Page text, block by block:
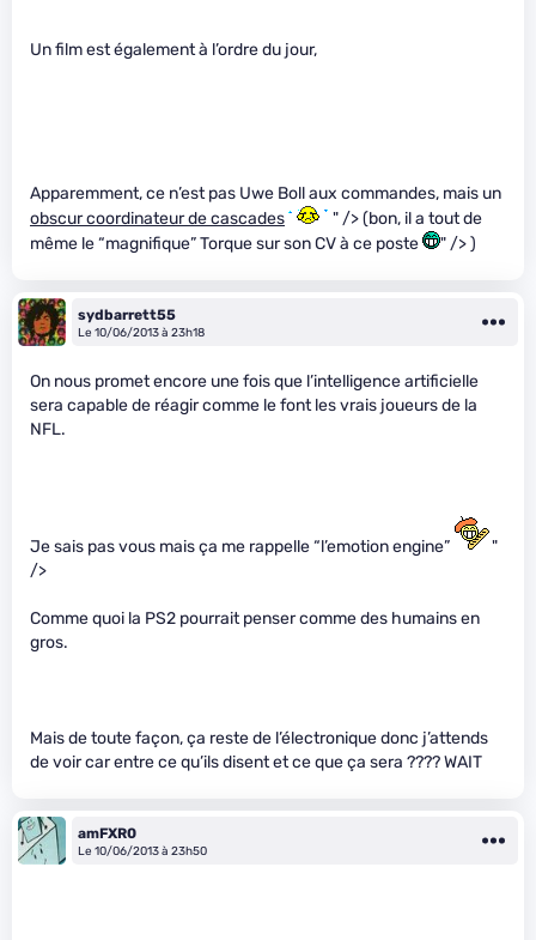
Un film est également à l’ordre du jour,
Apparemment, ce n’est pas Uwe Boll aux commandes, mais un
obscur coordinateur de cascades
" /> (bon, il a tout de
même le “magnifique” Torque sur son CV à ce poste
" /> )
sydbarrett55
Le 10/06/2013 à 23h18
On nous promet encore une fois que l’intelligence artificielle
sera capable de réagir comme le font les vrais joueurs de la
NFL.
Je sais pas vous mais ça me rappelle “l’emotion engine”
"
/>
Comme quoi la PS2 pourrait penser comme des humains en
gros.
Mais de toute façon, ça reste de l’électronique donc j’attends
de voir car entre ce qu’ils disent et ce que ça sera ???? WAIT
amFXR0
Le 10/06/2013 à 23h50